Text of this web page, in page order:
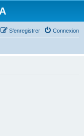
Connexion
S’enregistrer